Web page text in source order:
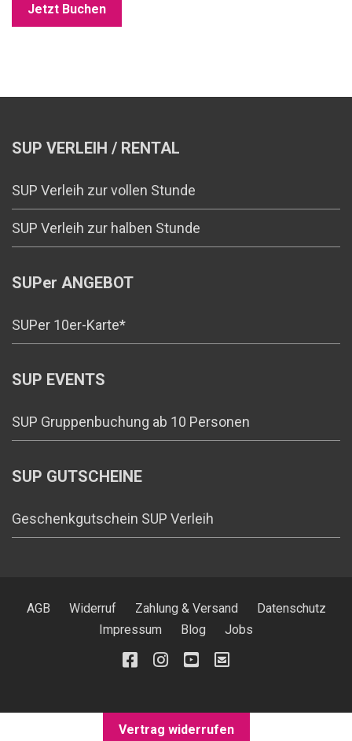
Jetzt Buchen
SUP VERLEIH / RENTAL
SUP Verleih zur vollen Stunde
SUP Verleih zur halben Stunde
SUPer ANGEBOT
SUPer 10er-Karte*
SUP EVENTS
SUP Gruppenbuchung ab 10 Personen
SUP GUTSCHEINE
Geschenkgutschein SUP Verleih
AGB Widerruf Zahlung & Versand
Datenschutz
Impressum
Blog Jobs
Vertrag widerrufen